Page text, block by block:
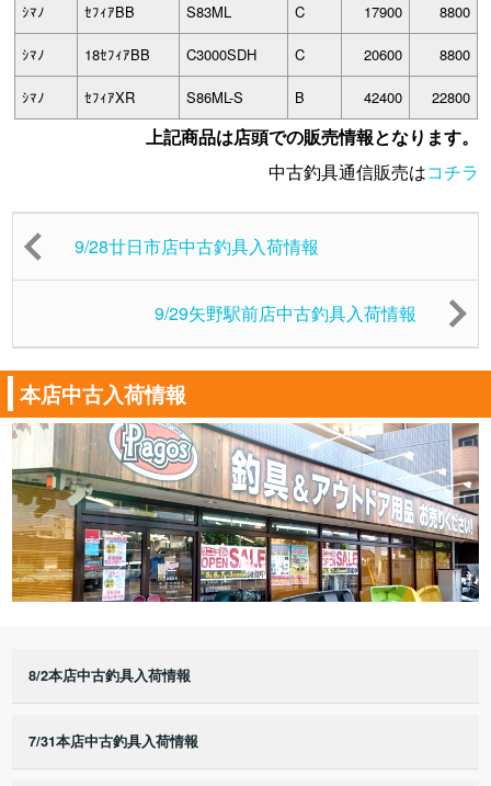
ｼﾏﾉ ｾﾌｨｱBB S83ML C 17900 8800
ｼﾏﾉ 18ｾﾌｨｱBB C3000SDH C 20600 8800
ｼﾏﾉ ｾﾌｨｱXR S86ML-S B 42400 22800
上記商品は店頭での販売情報となります。
中古釣具通信販売はコチラ
9/28廿日市店中古釣具入荷情報
9/29矢野駅前店中古釣具入荷情報
本店中古入荷情報
8/2本店中古釣具入荷情報
7/31本店中古釣具入荷情報